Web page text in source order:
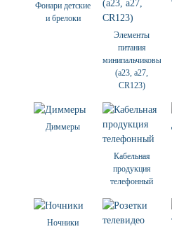
Фонари детские
и брелоки
Элементы
питания
минипальчиковые
(а23, а27,
CR123)
Диммеры
Кабельная
продукция
телефонный
Ночники